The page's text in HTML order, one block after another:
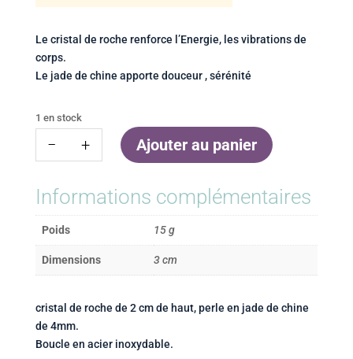
Le cristal de roche renforce l’Energie, les vibrations de
corps.
Le jade de chine apporte douceur , sérénité
1 en stock
−
d'oreille
cristal
de
roche
+ Ajouter au panier
Informations complémentaires
Poids 15 g
Dimensions 3 cm
cristal de roche de 2 cm de haut, perle en jade de chine
de 4mm.
Boucle en acier inoxydable.